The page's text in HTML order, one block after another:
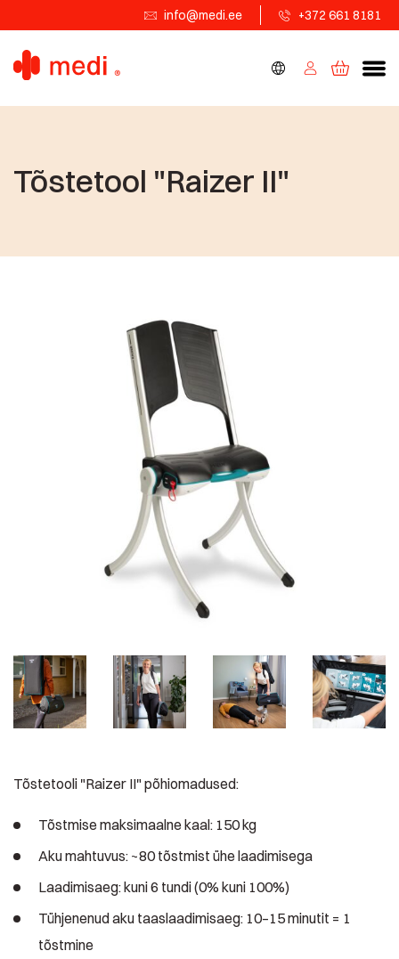
info@medi.ee +372 661 8181
Tõstetool "Raizer II"
Tõstetooli "Raizer II" põhiomadused:
Tõstmise maksimaalne kaal: 150 kg
Aku mahtuvus: ~80 tõstmist ühe laadimisega
Laadimisaeg: kuni 6 tundi (0% kuni 100%)
Tühjenenud aku taaslaadimisaeg: 10–15 minutit = 1
tõstmine